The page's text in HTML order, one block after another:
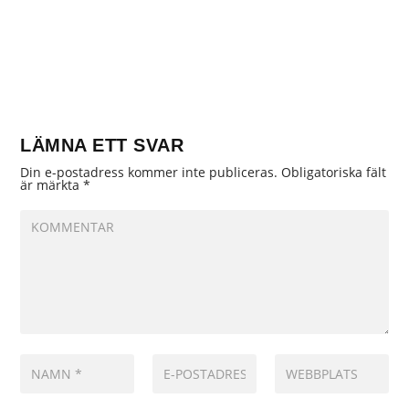
LÄMNA ETT SVAR
Din e-postadress kommer inte publiceras. Obligatoriska fält
är märkta*